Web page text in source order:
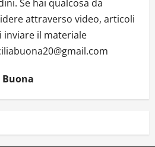
Se hai qualcosa da
attraverso video, articoli
inviare il materiale